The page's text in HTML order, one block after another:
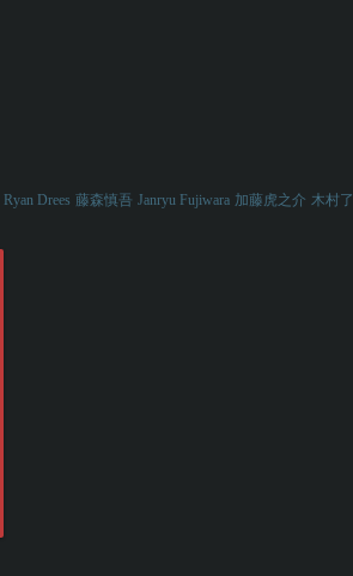
Ryan Drees 藤森慎吾 Janryu Fujiwara 加藤虎之介 木村了